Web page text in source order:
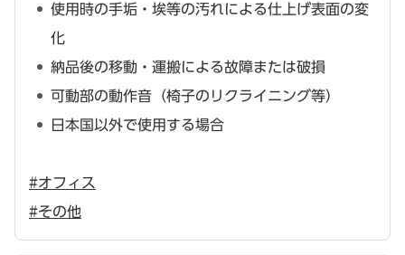
使用時の手垢・埃等の汚れによる仕上げ表面の変
化
納品後の移動・運搬による故障または破損
可動部の動作音（椅子のリクライニング等）
日本国以外で使用する場合
#オフィス
#その他